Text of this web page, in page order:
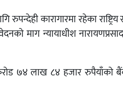
कारागारमा रहेका राष्ट्रिय
माग न्यायाधीश
७४ लाख ८४ हजार रुपैयाँको